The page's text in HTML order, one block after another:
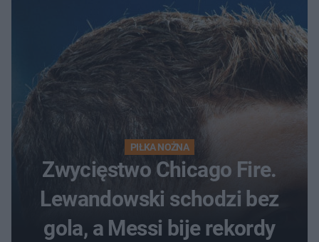
początek!
PIŁKA NOŻNA
Zwycięstwo Chicago Fire.
Lewandowski schodzi bez
gola, a Messi bije rekordy